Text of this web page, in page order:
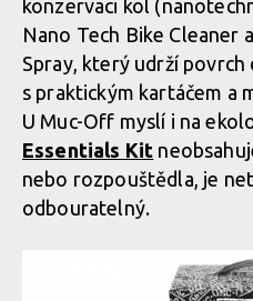
konzervaci kol
Nano Tech Bike Cleaner
Spray, který udrží
s praktickým kartáčem a
U Muc-Off myslí i na
Essentials Kit
nebo rozpouštědla, je
odbouratelný.